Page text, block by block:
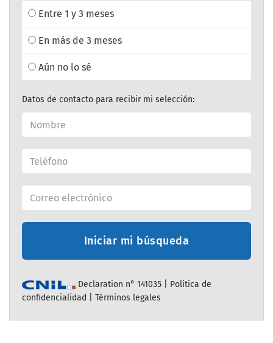
Entre 1 y 3 meses
En más de 3 meses
Aún no lo sé
Datos de contacto para recibir mi selección:
Iniciar mi búsqueda
Declaration n° 141035 | Politica de
confidencialidad
Términos legales